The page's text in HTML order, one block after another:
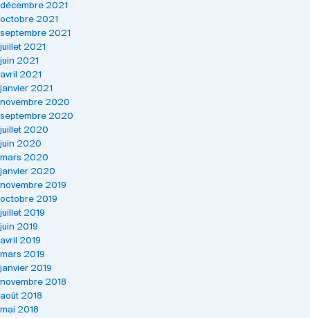
décembre 2021
octobre 2021
septembre 2021
juillet 2021
juin 2021
avril 2021
janvier 2021
novembre 2020
septembre 2020
juillet 2020
juin 2020
mars 2020
janvier 2020
novembre 2019
octobre 2019
juillet 2019
juin 2019
avril 2019
mars 2019
janvier 2019
novembre 2018
août 2018
mai 2018